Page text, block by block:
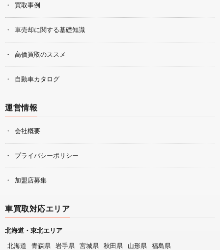
買取事例
車売却に関する基礎知識
高価買取のススメ
自動車カタログ
運営情報
会社概要
プライバシーポリシー
加盟店募集
車買取対応エリア
北海道・東北エリア
北海道
青森県 岩手県 宮城県 秋田県 山形県
福島県